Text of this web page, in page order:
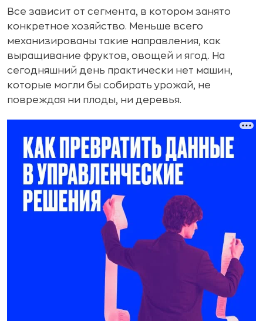
Все зависит от сегмента, в котором занято
конкретное хозяйство. Меньше всего
механизированы такие направления, как
выращивание фруктов, овощей и ягод. На
сегодняшний день практически нет машин,
которые могли бы собирать урожай, не
повреждая ни плоды, ни деревья.